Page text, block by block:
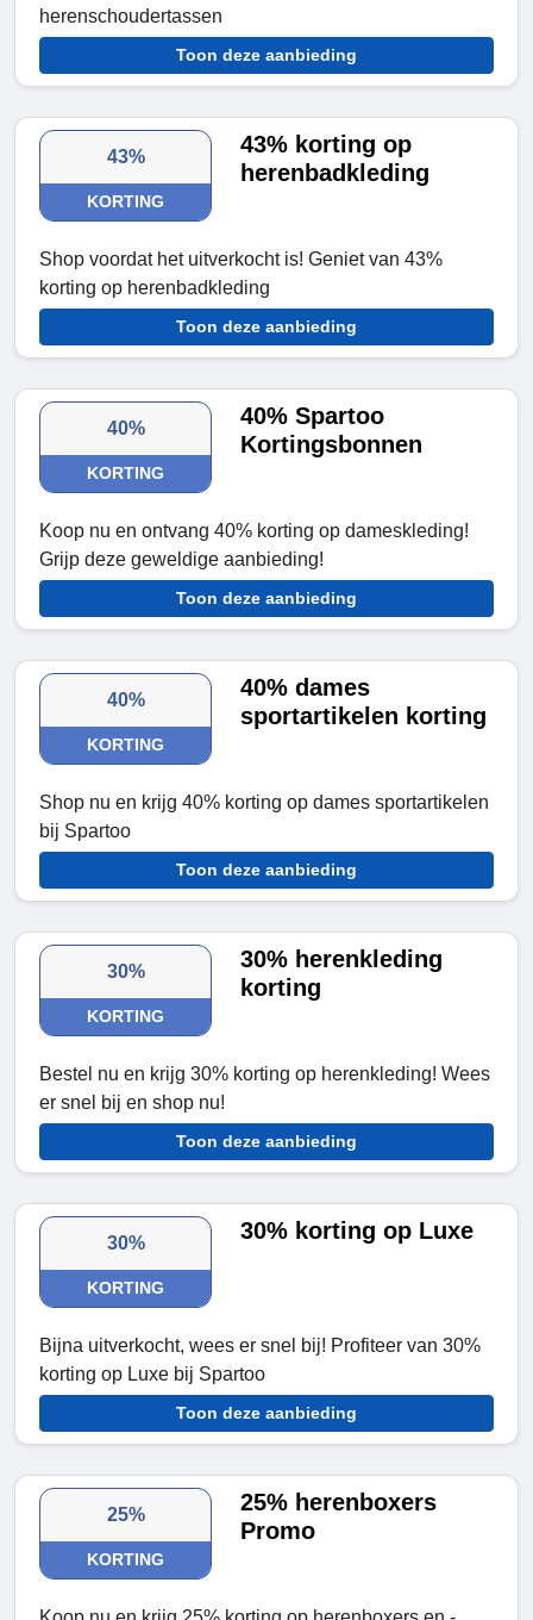
herenschoudertassen
Toon deze aanbieding
43%
KORTING
43% korting op
herenbadkleding
Shop voordat het uitverkocht is! Geniet van 43%
korting op herenbadkleding
Toon deze aanbieding
40%
KORTING
40% Spartoo
Kortingsbonnen
Koop nu en ontvang 40% korting op dameskleding!
Grijp deze geweldige aanbieding!
Toon deze aanbieding
40%
KORTING
40% dames
sportartikelen korting
Shop nu en krijg 40% korting op dames sportartikelen
bij Spartoo
Toon deze aanbieding
30%
KORTING
30% herenkleding
korting
Bestel nu en krijg 30% korting op herenkleding! Wees
er snel bij en shop nu!
Toon deze aanbieding
30%
KORTING
30% korting op Luxe
Bijna uitverkocht, wees er snel bij! Profiteer van 30%
korting op Luxe bij Spartoo
Toon deze aanbieding
25%
KORTING
25% herenboxers
Promo